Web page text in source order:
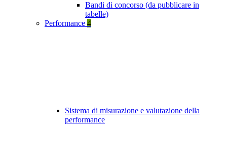
Bandi di concorso (da pubblicare in
tabelle)
Performance 4
Sistema di misurazione e valutazione della
performance